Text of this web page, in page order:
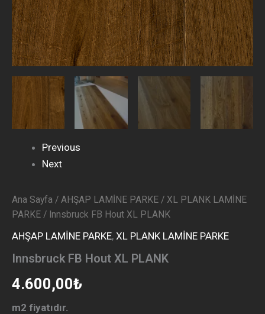
Previous
Next
Ana Sayfa / AHŞAP LAMİNE PARKE / XL PLANK LAMİNE
PARKE / Innsbruck FB Hout XL PLANK
AHŞAP LAMİNE PARKE, XL PLANK LAMİNE PARKE
Innsbruck FB Hout XL PLANK
4.600,00₺
m2 fiyatıdır.